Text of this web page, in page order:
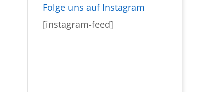
Folge uns auf Instagram
[instagram-feed]